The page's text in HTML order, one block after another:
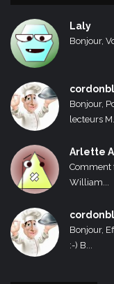
Laly
Bonjour,
Bonjour,
lecteurs
Arlette
Comment
William...
Bonjour,
:-) B...